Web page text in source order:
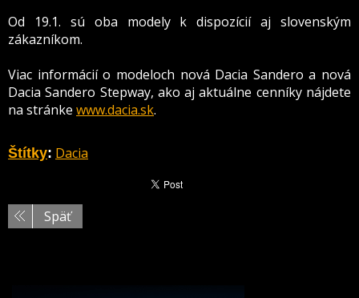
Od 19.1. sú oba modely k dispozícií aj slovenským
zákazníkom.
Viac informácií o modeloch nová Dacia Sandero a nová
Dacia Sandero Stepway, ako aj aktuálne cenníky nájdete
na stránke www.dacia.sk.
Štítky: Dacia
Späť